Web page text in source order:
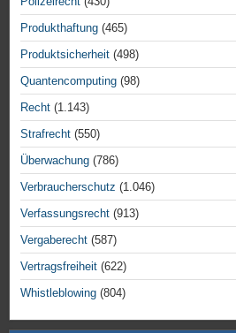
Produkthaftung (465)
Produktsicherheit (498)
Quantencomputing (98)
Recht (1.143)
Strafrecht (550)
Überwachung (786)
Verbraucherschutz (1.046)
Verfassungsrecht (913)
Vergaberecht (587)
Vertragsfreiheit (622)
Whistleblowing (804)